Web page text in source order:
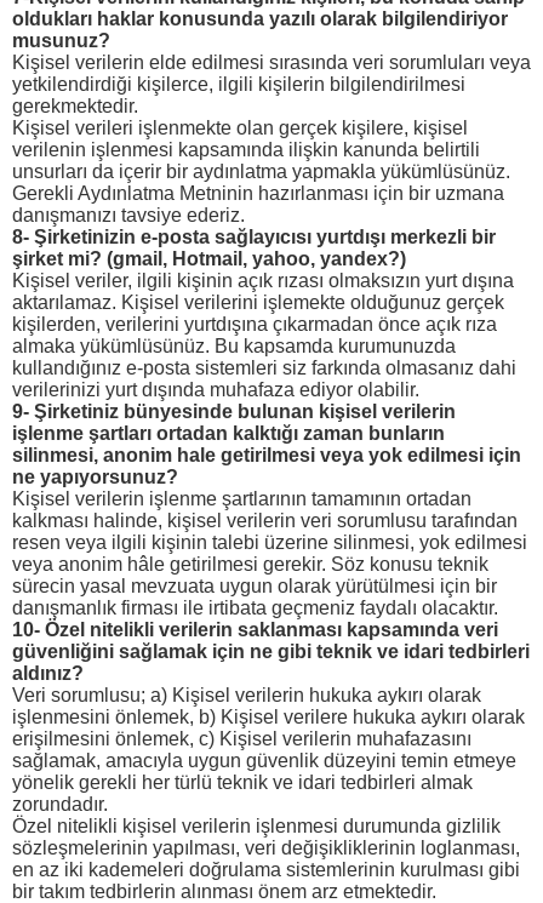
oldukları haklar konusunda yazılı olarak bilgilendiriyor
musunuz?
Kişisel verilerin elde edilmesi sırasında veri sorumluları veya
yetkilendirdiği kişilerce, ilgili kişilerin bilgilendirilmesi
gerekmektedir.
Kişisel verileri işlenmekte olan gerçek kişilere, kişisel
verilenin işlenmesi kapsamında ilişkin kanunda belirtili
unsurları da içerir bir aydınlatma yapmakla yükümlüsünüz.
Gerekli Aydınlatma Metninin hazırlanması için bir uzmana
danışmanızı tavsiye ederiz.
8- Şirketinizin e-posta sağlayıcısı yurtdışı merkezli bir
şirket mi? (gmail, Hotmail, yahoo, yandex?)
Kişisel veriler, ilgili kişinin açık rızası olmaksızın yurt dışına
aktarılamaz. Kişisel verilerini işlemekte olduğunuz gerçek
kişilerden, verilerini yurtdışına çıkarmadan önce açık rıza
almaka yükümlüsünüz. Bu kapsamda kurumunuzda
kullandığınız e-posta sistemleri siz farkında olmasanız dahi
verilerinizi yurt dışında muhafaza ediyor olabilir.
9- Şirketiniz bünyesinde bulunan kişisel verilerin
işlenme şartları ortadan kalktığı zaman bunların
silinmesi, anonim hale getirilmesi veya yok edilmesi için
ne yapıyorsunuz?
Kişisel verilerin işlenme şartlarının tamamının ortadan
kalkması halinde, kişisel verilerin veri sorumlusu tarafından
resen veya ilgili kişinin talebi üzerine silinmesi, yok edilmesi
veya anonim hâle getirilmesi gerekir. Söz konusu teknik
sürecin yasal mevzuata uygun olarak yürütülmesi için bir
danışmanlık firması ile irtibata geçmeniz faydalı olacaktır.
10- Özel nitelikli verilerin saklanması kapsamında veri
güvenliğini sağlamak için ne gibi teknik ve idari tedbirleri
aldınız?
Veri sorumlusu; a) Kişisel verilerin hukuka aykırı olarak
işlenmesini önlemek, b) Kişisel verilere hukuka aykırı olarak
erişilmesini önlemek, c) Kişisel verilerin muhafazasını
sağlamak, amacıyla uygun güvenlik düzeyini temin etmeye
yönelik gerekli her türlü teknik ve idari tedbirleri almak
zorundadır.
Özel nitelikli kişisel verilerin işlenmesi durumunda gizlilik
sözleşmelerinin yapılması, veri değişikliklerinin loglanması,
en az iki kademeleri doğrulama sistemlerinin kurulması gibi
bir takım tedbirlerin alınması önem arz etmektedir.